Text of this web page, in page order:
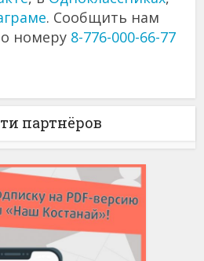
. Сообщить нам
номеру 8-776-000-66-77
партнёров